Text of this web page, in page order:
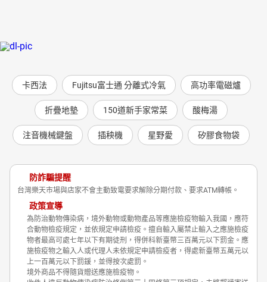
卡西法 Fujitsu富士通 分離式冷氣 高功率電磁爐
折疊地墊 150道新手家常菜 酸梅湯
注音機械鍵盤 插秧機 星野愛 矽膠食物袋
防詐騙提醒
台灣樂天市場與店家不會主動致電要求解除分期付款、要求ATM轉帳。
政策宣導
為防治動物傳染病，境外動物或動物產品等應施檢疫物輸入我國，應符
合動物檢疫規定，並依規定申請檢疫。擅自輸入屬禁止輸入之應施檢疫
物者最高可處七年以下有期徒刑，得併科新臺幣三百萬元以下罰金。應
施檢疫物之輸入人或代理人未依規定申請檢疫者，得處新臺幣五萬元以
上一百萬元以下罰鍰，並得按次處罰。
境外商品不得隨貨贈送應施檢疫物。